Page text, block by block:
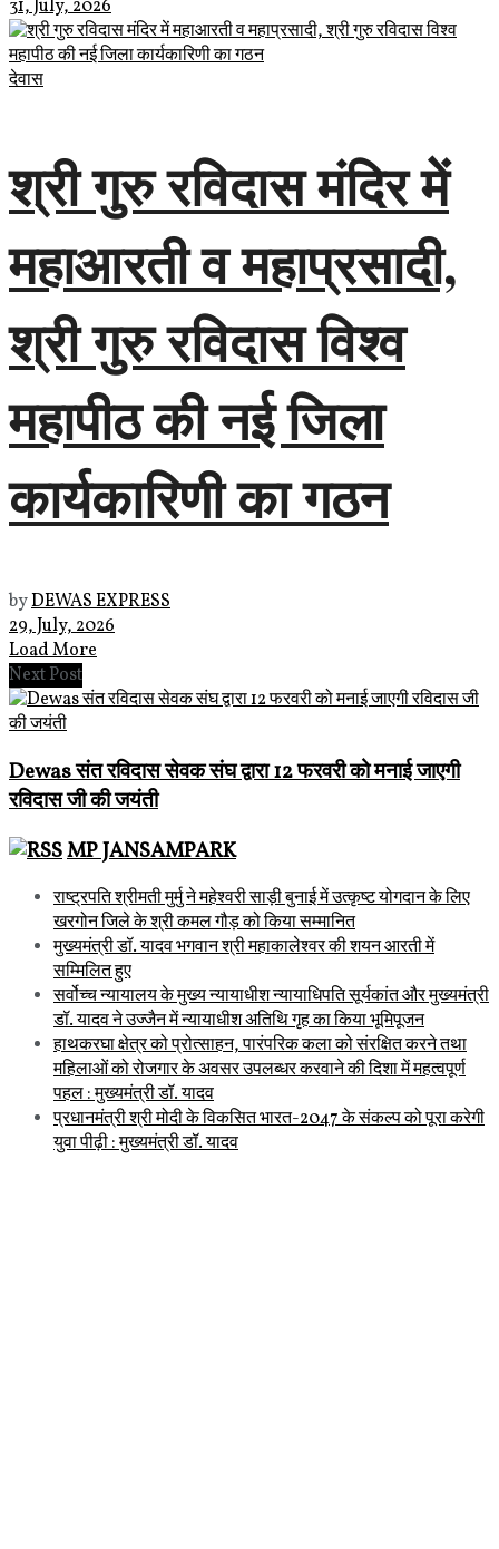
31, July, 2026
देवास
श्री गुरु रविदास मंदिर में
महाआरती व महाप्रसादी,
श्री गुरु रविदास विश्व
महापीठ की नई जिला
कार्यकारिणी का गठन
byDEWAS EXPRESS
29, July, 2026
Load More
Next Post
Dewas संत रविदास सेवक संघ द्वारा 12 फरवरी को मनाई जाएगी
रविदास जी की जयंती
MP JANSAMPARK
राष्ट्रपति श्रीमती मुर्मु ने महेश्वरी साड़ी बुनाई में उत्कृष्ट योगदान के लिए
खरगोन जिले के श्री कमल गौड़ को किया सम्मानित
मुख्यमंत्री डॉ. यादव भगवान श्री महाकालेश्‍वर की शयन आरती में
सम्मिलित हुए
सर्वोच्च न्यायालय के मुख्‍य न्‍यायाधीश न्यायाधिपति सूर्यकांत और मुख्यमंत्री
डॉ. यादव ने उज्जैन में न्यायाधीश अतिथि गृह का किया भूमिपूजन
हाथकरघा क्षेत्र को प्रोत्साहन, पारंपरिक कला को संरक्षित करने तथा
महिलाओं को रोजगार के अवसर उपलब्धर करवाने की दिशा में महत्वपूर्ण
पहल : मुख्यमंत्री डॉ. यादव
प्रधानमंत्री श्री मोदी के विकसित भारत-2047 के संकल्प को पूरा करेगी
युवा पीढ़ी : मुख्यमंत्री डॉ. यादव